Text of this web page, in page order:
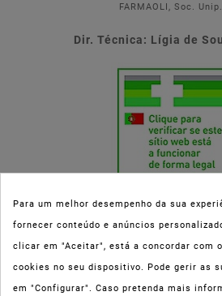
FARMAOLI, Soc.
Dir. Técnica: Lígia de
Esta parafarmácia (Farmaoli) encontra-se
(registo nº 00078/2020) para a
Sujeitos a Receita Médica (MNSRM) e
Para um melhor desempenho da sua
fornecer conteúdo e anúncios
clicar em "Aceitar", está a concordar com
cookies no seu dispositivo. Pode gerir as
em "Configurar". Caso pretenda mais